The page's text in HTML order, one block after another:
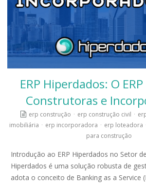
ERP Hiperdados: O
Construtoras e
erp construção · erp construção civil ·
imobiliária · erp incorporadora · erp loteadora
para construção
Introdução ao ERP Hiperdados no Setor
Hiperdados é uma solução robusta de
adota o conceito de Banking as a Service